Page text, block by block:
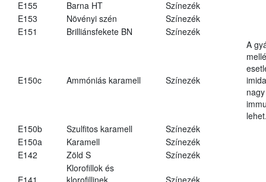
E155
Barna HT
Színezék
E153
Növényi szén
Színezék
E151
Brilliánsfekete BN Színezék
E150c Ammóniás karamell Színezék
A
E150b
Szulfitos karamell
Színezék
E150a
Karamell
Színezék
E142
Zöld S Színezék
E141
Klorofillok és
klorofillinek
Színezék